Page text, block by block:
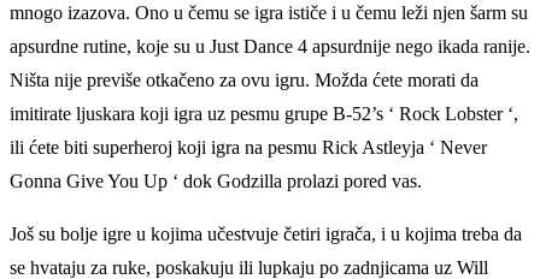
mnogo izazova. Ono u čemu se igra ističe i u čemu leži njen šarm su
apsurdne rutine, koje su u Just Dance 4 apsurdnije nego ikada ranije.
Ništa nije previše otkačeno za ovu igru. Možda ćete morati da
imitirate ljuskara koji igra uz pesmu grupe B-52’s ‘ Rock Lobster ‘,
ili ćete biti superheroj koji igra na pesmu Rick Astleyja ‘ Never
Gonna Give You Up ‘ dok Godzilla prolazi pored vas.
Još su bolje igre u kojima učestvuje četiri igrača, i u kojima treba da
se hvataju za ruke, poskakuju ili lupkaju po zadnjicama uz Will